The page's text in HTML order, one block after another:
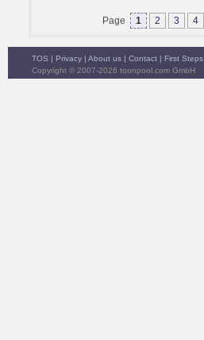
Page 1 2 3 4
TOS | Privacy | About us | Contact | First Steps
Copyright © 2007-2026 toonpool.com GmbH